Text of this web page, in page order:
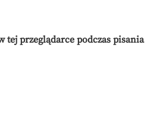
tej przeglądarce podczas pisania